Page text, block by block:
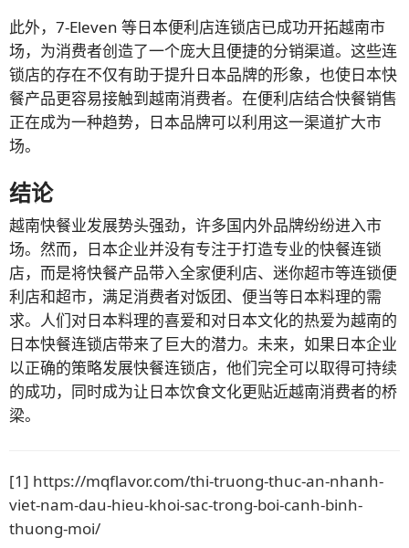
此外，7-Eleven 等日本便利店连锁店已成功开拓越南市
场，为消费者创造了一个庞大且便捷的分销渠道。这些连
锁店的存在不仅有助于提升日本品牌的形象，也使日本快
餐产品更容易接触到越南消费者。在便利店结合快餐销售
正在成为一种趋势，日本品牌可以利用这一渠道扩大市
场。
结论
越南快餐业发展势头强劲，许多国内外品牌纷纷进入市
场。然而，日本企业并没有专注于打造专业的快餐连锁
店，而是将快餐产品带入全家便利店、迷你超市等连锁便
利店和超市，满足消费者对饭团、便当等日本料理的需
求。人们对日本料理的喜爱和对日本文化的热爱为越南的
日本快餐连锁店带来了巨大的潜力。未来，如果日本企业
以正确的策略发展快餐连锁店，他们完全可以取得可持续
的成功，同时成为让日本饮食文化更贴近越南消费者的桥
梁。
[1] https://mqflavor.com/thi-truong-thuc-an-nhanh-
viet-nam-dau-hieu-khoi-sac-trong-boi-canh-binh-
thuong-moi/